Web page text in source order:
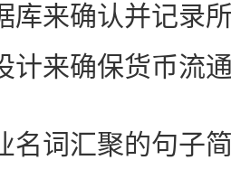
库来确认并记录
计来确保货币流
词汇聚的句子简